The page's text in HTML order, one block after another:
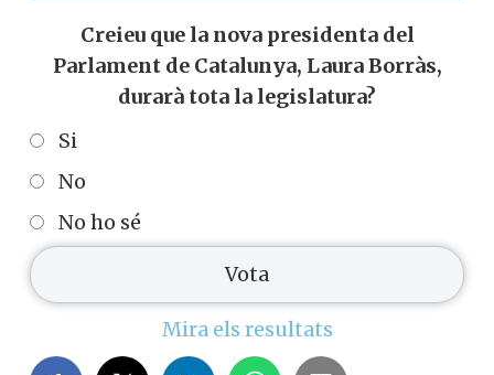
Creieu que la nova presidenta del
Parlament de Catalunya, Laura Borràs,
durarà tota la legislatura?
Si
No
No ho sé
Mira els resultats